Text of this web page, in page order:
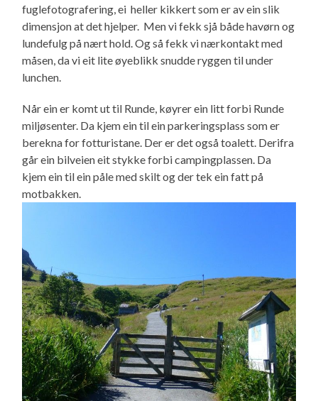
fuglefotografering, ei heller kikkert som er av ein slik
dimensjon at det hjelper. Men vi fekk sjå både havørn og
lundefulg på nært hold. Og så fekk vi nærkontakt med
måsen, da vi eit lite øyeblikk snudde ryggen til under
lunchen.
Når ein er komt ut til Runde, køyrer ein litt forbi Runde
miljøsenter. Da kjem ein til ein parkeringsplass som er
berekna for fotturistane. Der er det også toalett. Derifra
går ein bilveien eit stykke forbi campingplassen. Da
kjem ein til ein påle med skilt og der tek ein fatt på
motbakken.